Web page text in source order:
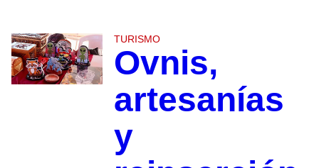
TURISMO
Ovnis,
artesanías
y